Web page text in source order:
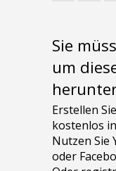
Sie
um